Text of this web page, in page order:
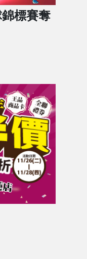
標賽奪